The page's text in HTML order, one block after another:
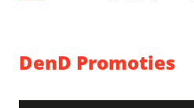
DenD Promoties